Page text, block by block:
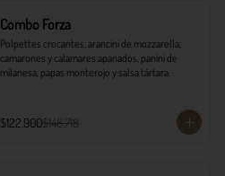
Combo Forza
Polpettes crocantes, arancini de mozzarella,
camarones y calamares apanados, panini de
milanesa, papas monterojo y salsa tártara.
$122.900$148.718